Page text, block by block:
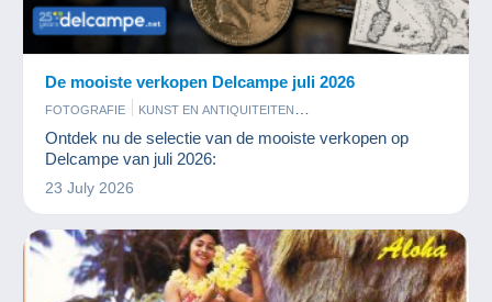
De mooiste verkopen Delcampe juli 2026
FOTOGRAFIE
KUNST EN ANTIQUITEITEN
MUNTEN EN BANKBILJETTEN
POSTKAARTEN
POSTZEGELS
STRIPVERHALEN
Ontdek nu de selectie van de mooiste verkopen op
Delcampe van juli 2026:
23 July 2026